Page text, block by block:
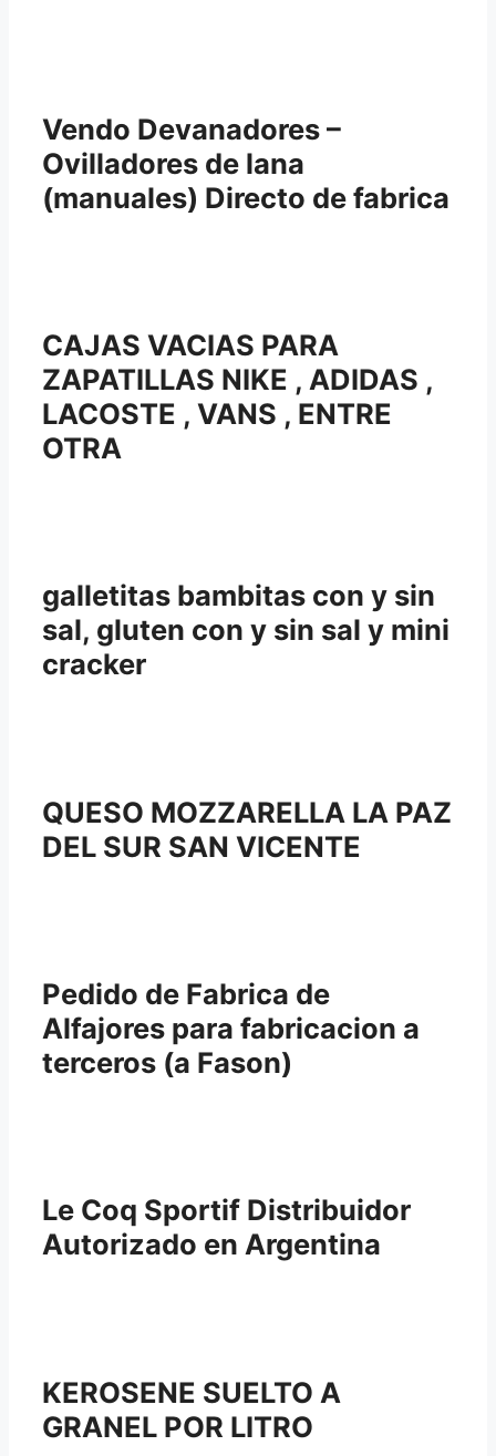
Vendo Devanadores –
Ovilladores de lana
(manuales) Directo de fabrica
CAJAS VACIAS PARA
ZAPATILLAS NIKE , ADIDAS ,
LACOSTE , VANS , ENTRE
OTRA
galletitas bambitas con y sin
sal, gluten con y sin sal y mini
cracker
QUESO MOZZARELLA LA PAZ
DEL SUR SAN VICENTE
Pedido de Fabrica de
Alfajores para fabricacion a
terceros (a Fason)
Le Coq Sportif Distribuidor
Autorizado en Argentina
KEROSENE SUELTO A
GRANEL POR LITRO